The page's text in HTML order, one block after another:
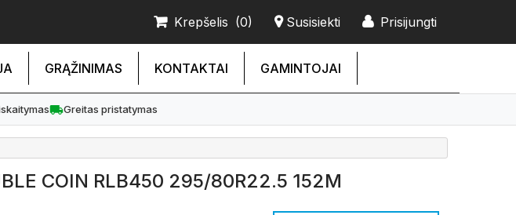
Prisijungti
Susisiekti
Krepšelis (0)
GRĄŽINIMAS KONTAKTAI GAMINTOJAI
Greitas pristatymas
COIN RLB450 295/80R22.5 152M